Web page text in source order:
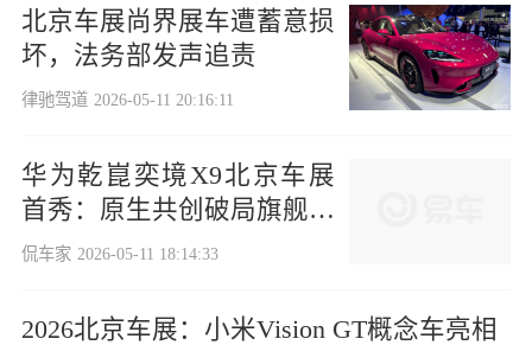
北京车展尚界展车遭蓄意损
坏，法务部发声追责
律驰驾道 2026-05-11 20:16:11
华为乾崑奕境X9北京车展
首秀：原生共创破局旗舰大
六座市场
侃车家 2026-05-11 18:14:33
2026北京车展：小米Vision GT概念车亮相